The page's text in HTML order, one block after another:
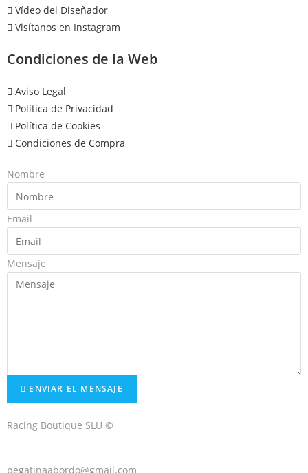
Vídeo del Diseñador
Visítanos en Instagram
Condiciones de la Web
Aviso Legal
Política de Privacidad
Política de Cookies
Condiciones de Compra
Nombre
Email
Mensaje
ENVIAR EL MENSAJE
Racing Boutique SLU ©
pegatinaabordo@gmail.com